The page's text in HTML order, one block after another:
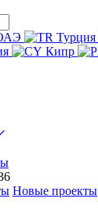
Турция
Кипр
Новые проекты